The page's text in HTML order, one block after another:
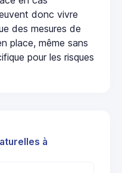
donc vivre
des mesures de
place, même sans
pour les risques
à